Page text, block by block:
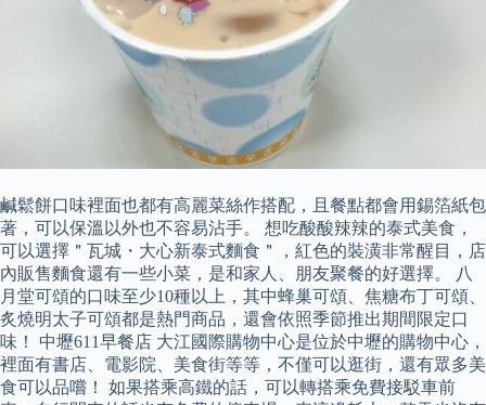
鹹鬆餅口味裡面也都有高麗菜絲作搭配，且餐點都會用錫箔紙包
著，可以保溫以外也不容易沾手。 想吃酸酸辣辣的泰式美食，
可以選擇＂瓦城・大心新泰式麵食＂，紅色的裝潢非常醒目，店
內販售麵食還有一些小菜，是和家人、朋友聚餐的好選擇。 八
月堂可頌的口味至少10種以上，其中蜂巢可頌、焦糖布丁可頌、
炙燒明太子可頌都是熱門商品，還會依照季節推出期間限定口
味！ 中壢611早餐店 大江國際購物中心是位於中壢的購物中心，
裡面有書店、電影院、美食街等等，不僅可以逛街，還有眾多美
食可以品嚐！ 如果搭乘高鐵的話，可以轉搭乘免費接駁車前